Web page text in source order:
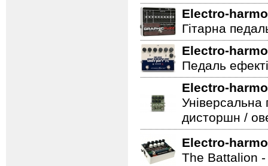
Electro-
Гітарна
Electro-
Педаль
Electro-
Універсальна
дисторшн /
Electro-
The Battalion -